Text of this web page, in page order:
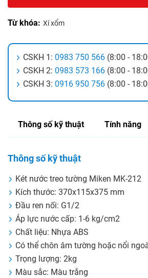
Từ khóa: Xí xổm
CSKH 1: 0983 750 566 (8:00 -
CSKH 2: 0983 573 166 (8:00 -
CSKH 3: 0916 950 756 (8:00 -
Thông số kỹ thuật Tính năng
Thông số kỹ thuật
Két nước treo tường Miken MK-212
Kích thước: 370x115x375 mm
Đầu ren nối: G1/2
Áp lực nước cấp: 1-6 kg/cm2
Chất liệu: Nhựa ABS
Có thể chôn âm tường hoặc nổi
Trọng lượng: 2kg
Màu sắc: Màu trắng